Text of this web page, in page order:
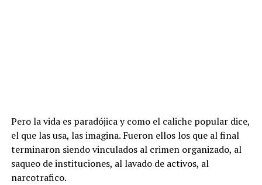
Pero la vida es paradójica y como el caliche popular dice,
el que las usa, las imagina. Fueron ellos los que al final
terminaron siendo vinculados al crimen organizado, al
saqueo de instituciones, al lavado de activos, al
narcotrafico.